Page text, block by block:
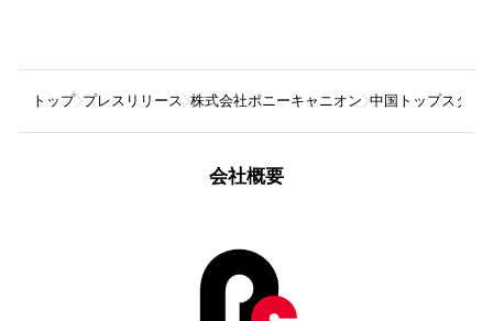
トップ プレスリリース 株式会社ポニーキャニオン 中国トップスター
会社概要